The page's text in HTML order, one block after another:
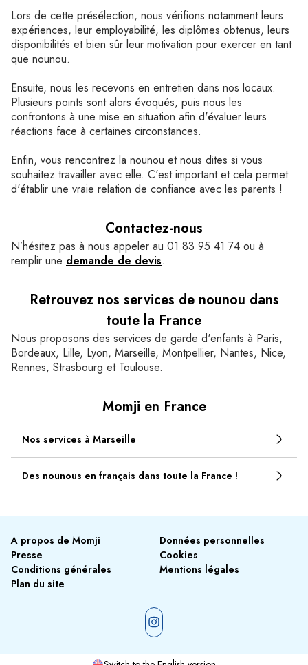
Lors de cette présélection, nous vérifions notamment leurs
expériences, leur employabilité, les diplômes obtenus, leurs
disponibilités et bien sûr leur motivation pour exercer en tant
que nounou.
Ensuite, nous les recevons en entretien dans nos locaux.
Plusieurs points sont alors évoqués, puis nous les
confrontons à une mise en situation afin d'évaluer leurs
réactions face à certaines circonstances.
Enfin, vous rencontrez la nounou et nous dites si vous
souhaitez travailler avec elle. C'est important et cela permet
d'établir une vraie relation de confiance avec les parents !
Contactez-nous
N’hésitez pas à nous appeler au 01 83 95 41 74 ou à
remplir une demande de devis.
Retrouvez nos services de nounou dans
toute la France
Nous proposons des services de garde d'enfants à Paris,
Bordeaux, Lille, Lyon, Marseille, Montpellier, Nantes, Nice,
Rennes, Strasbourg et Toulouse.
Momji en France
Nos services à Marseille
Des nounous en français dans toute la France !
A propos de Momji
Presse
Conditions générales
Plan du site
Données personnelles
Cookies
Mentions légales